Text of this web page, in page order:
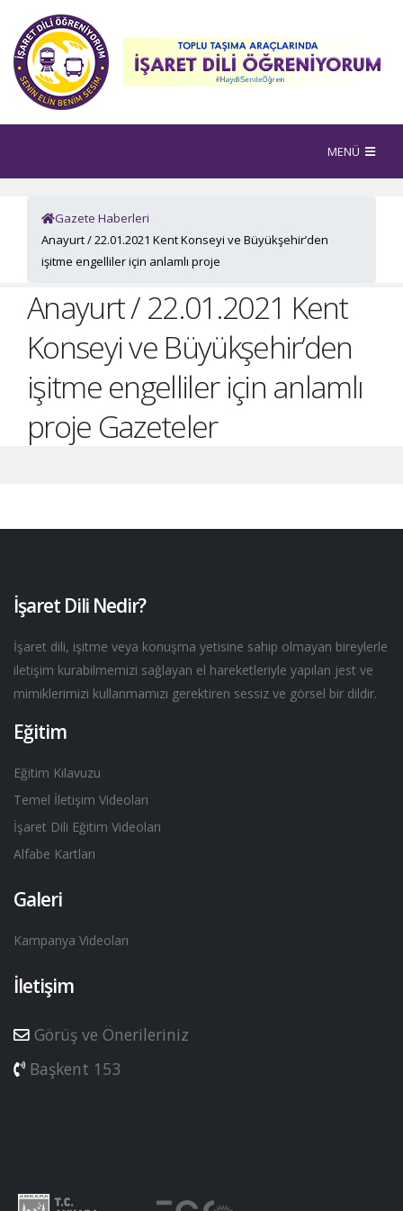
MENÜ
Gazete Haberleri
Anayurt / 22.01.2021 Kent Konseyi ve Büyükşehir’den
işitme engelliler için anlamlı proje
Anayurt / 22.01.2021 Kent
Konseyi ve Büyükşehir’den
işitme engelliler için anlamlı
proje Gazeteler
İşaret Dili Nedir?
İşaret dili, işitme veya konuşma yetisine sahip olmayan bireylerle
iletişim kurabilmemizi sağlayan el hareketleriyle yapılan jest ve
mimiklerimizi kullanmamızı gerektiren sessiz ve görsel bir dildir.
Eğitim
Eğitim Kılavuzu
Temel İletişim Videoları
İşaret Dili Eğitim Videoları
Alfabe Kartları
Galeri
Kampanya Videoları
İletişim
Görüş ve Önerileriniz
Başkent 153